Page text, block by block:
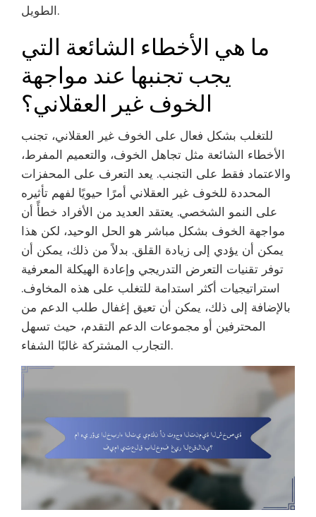
الطويل.
ما هي الأخطاء الشائعة التي
يجب تجنبها عند مواجهة
الخوف غير العقلاني؟
للتغلب بشكل فعال على الخوف غير العقلاني، تجنب
الأخطاء الشائعة مثل تجاهل الخوف، والتعميم المفرط،
والاعتماد فقط على التجنب. يعد التعرف على المحفزات
المحددة للخوف غير العقلاني أمرًا حيويًا لفهم تأثيره
على النمو الشخصي. يعتقد العديد من الأفراد خطأً أن
مواجهة الخوف بشكل مباشر هو الحل الوحيد، لكن هذا
يمكن أن يؤدي إلى زيادة القلق. بدلاً من ذلك، يمكن أن
توفر تقنيات التعرض التدريجي وإعادة الهيكلة المعرفية
استراتيجيات أكثر استدامة للتغلب على هذه المخاوف.
بالإضافة إلى ذلك، يمكن أن تعيق إغفال طلب الدعم من
المحترفين أو مجموعات الدعم التقدم، حيث تسهل
التجارب المشتركة غالبًا الشفاء.